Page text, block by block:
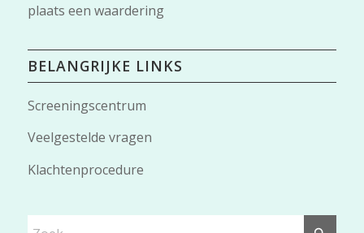
plaats een waardering
BELANGRIJKE LINKS
Screeningscentrum
Veelgestelde vragen
Klachtenprocedure